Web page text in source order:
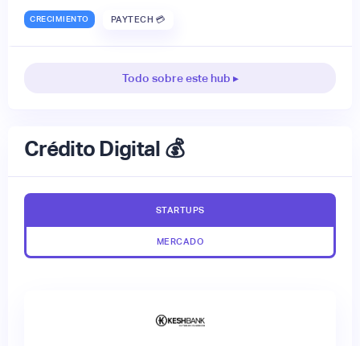
CRECIMIENTO PAYTECH 💳
Todo sobre este hub ▸
Crédito Digital 💰
STARTUPS
MERCADO